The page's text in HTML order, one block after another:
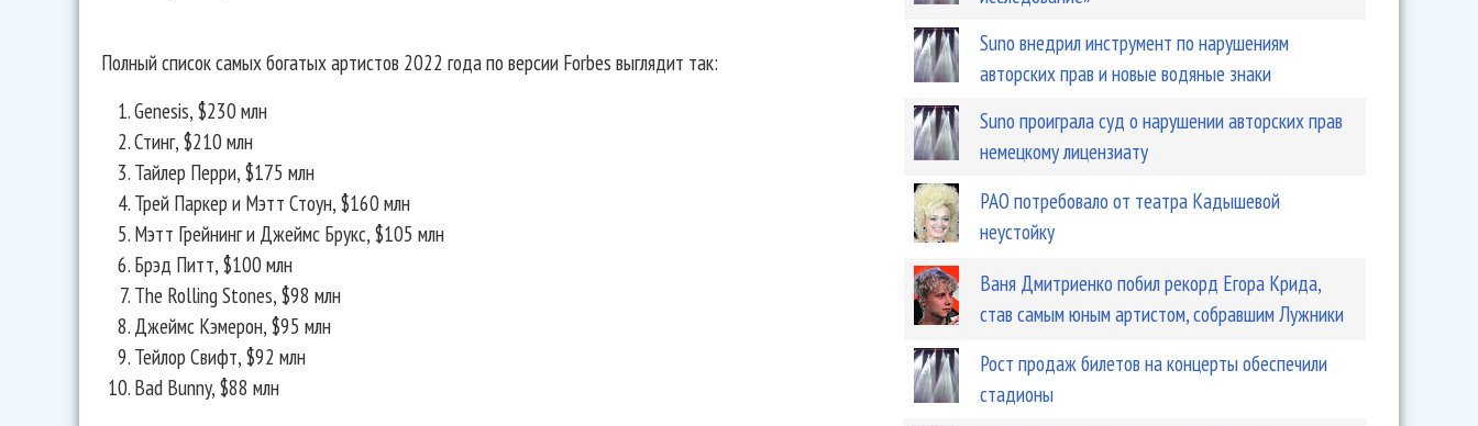
Полный список самых богатых артистов 2022 года по версии Forbes выглядит так:
Genesis, $230 млн
Стинг, $210 млн
Тайлер Перри, $175 млн
Трей Паркер и Мэтт Стоун, $160 млн
Мэтт Грейнинг и Джеймс Брукс, $105 млн
Брэд Питт, $100 млн
The Rolling Stones, $98 млн
Джеймс Кэмерон, $95 млн
Тейлор Свифт, $92 млн
Bad Bunny, $88 млн
Suno внедрил инструмент по нарушениям
авторских прав и новые водяные знаки
Suno проиграла суд о нарушении авторских прав
немецкому лицензиату
РАО потребовало от театра Кадышевой
неустойку
Ваня Дмитриенко побил рекорд Егора Крида,
став самым юным артистом, собравшим Лужники
Рост продаж билетов на концерты обеспечили
стадионы